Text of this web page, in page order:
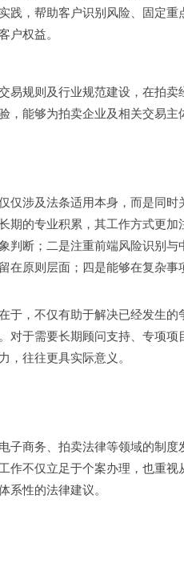
践，帮助客户识别风险、固定重
户权益。
易规则及行业规范建设，在拍卖
能够为拍卖企业及相关交易主
仅涉及法条适用本身，而是同时
期的专业积累，其工作方式更加
判断；二是注重前端风险识别与
在原则层面；四是能够在复杂
于，不仅有助于解决已经发生的
对于需要长期顾问支持、专项项
，往往更具实际意义。
子商务、拍卖法律等领域的制度
作不仅立足于个案办理，也重视
系性的法律建议。